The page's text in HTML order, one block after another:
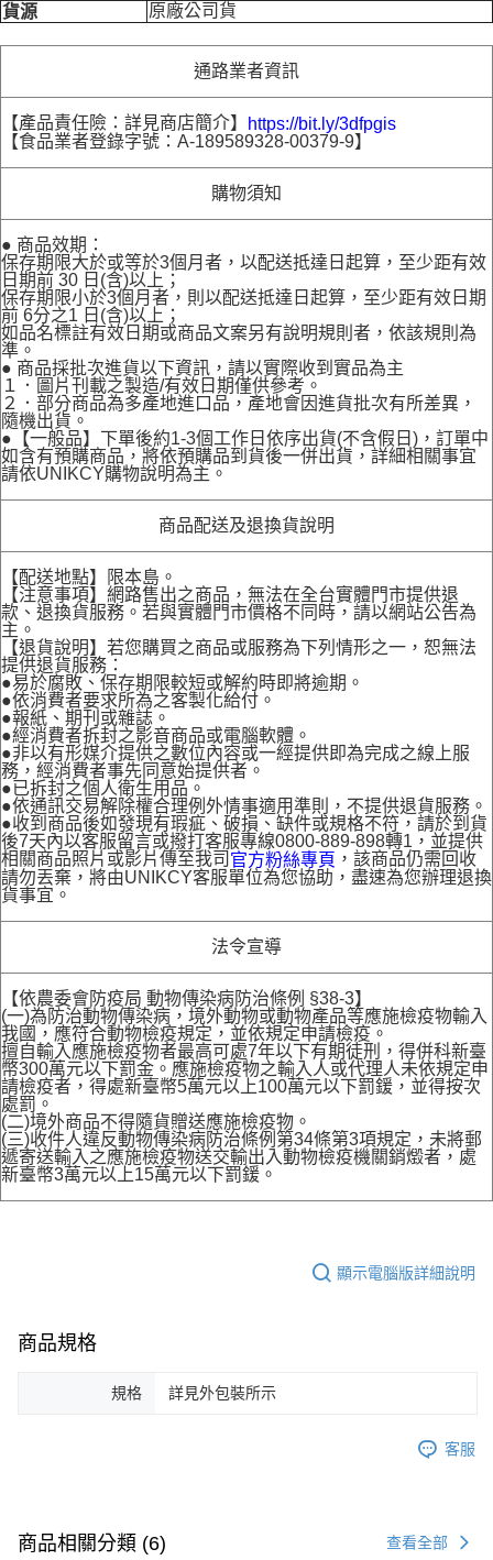
貨源
原廠公司貨
通路業者資訊
【產品責任險：詳見商店簡介】
https://bit.ly/3dfpgis
【食品業者登錄字號：A-189589328-00379-9】
購物須知
● 商品效期：
保存期限大於或等於3個月者，以配送抵達日起算，至少距有效
日期前 30 日(含)以上；
保存期限小於3個月者，則以配送抵達日起算，至少距有效日期
前 6分之1 日(含)以上；
如品名標註有效日期或商品文案另有說明規則者，依該規則為
準。
● 商品採批次進貨以下資訊，請以實際收到實品為主
１．圖片刊載之製造/有效日期僅供參考。
２．部分商品為多產地進口品，產地會因進貨批次有所差異，
隨機出貨。
●【一般品】下單後約1-3個工作日依序出貨(不含假日)，訂單中
如含有預購商品，將依預購品到貨後一併出貨，詳細相關事宜
請依UNIKCY購物說明為主。
商品配送及退換貨說明
【配送地點】限本島。
【注意事項】網路售出之商品，無法在全台實體門市提供退
款、退換貨服務。若與實體門市價格不同時，請以網站公告為
主。
【退貨說明】若您購買之商品或服務為下列情形之一，恕無法
提供退貨服務：
●易於腐敗、保存期限較短或解約時即將逾期。
●依消費者要求所為之客製化給付。
●報紙、期刊或雜誌。
●經消費者拆封之影音商品或電腦軟體。
●非以有形媒介提供之數位內容或一經提供即為完成之線上服
務，經消費者事先同意始提供者。
●已拆封之個人衛生用品。
●依通訊交易解除權合理例外情事適用準則，不提供退貨服務。
●收到商品後如發現有瑕疵、破損、缺件或規格不符，請於到貨
後7天內以客服留言或撥打客服專線0800-889-898轉1，並提供
相關商品照片或影片傳至我司 官方粉絲專頁 ，該商品仍需回收
請勿丟棄，將由UNIKCY客服單位為您協助，盡速為您辦理退換
貨事宜。
法令宣導
【依農委會防疫局 動物傳染病防治條例 §38-3】
(一)為防治動物傳染病，境外動物或動物產品等應施檢疫物輸入
我國，應符合動物檢疫規定，並依規定申請檢疫。
擅自輸入應施檢疫物者最高可處7年以下有期徒刑，得併科新臺
幣300萬元以下罰金。應施檢疫物之輸入人或代理人未依規定申
請檢疫者，得處新臺幣5萬元以上100萬元以下罰鍰，並得按次
處罰。
(二)境外商品不得隨貨贈送應施檢疫物。
(三)收件人違反動物傳染病防治條例第34條第3項規定，未將郵
遞寄送輸入之應施檢疫物送交輸出入動物檢疫機關銷燬者，處
新臺幣3萬元以上15萬元以下罰鍰。
顯示電腦版詳細說明
商品規格
規格 詳見外包裝所示
客服
商品相關分類 (6) 查看全部